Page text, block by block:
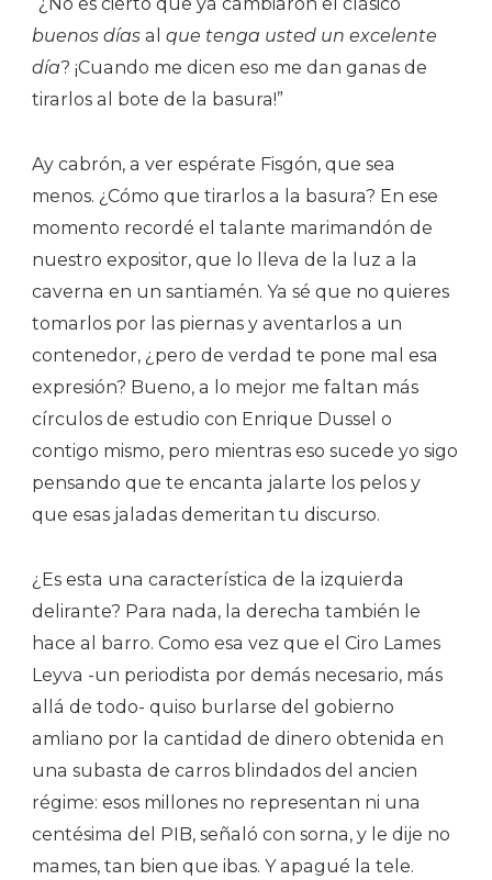
buenos días al que tenga usted un excelente
día? ¡Cuando me dicen eso me dan ganas de
tirarlos al bote de la basura!”
Ay cabrón, a ver espérate Fisgón, que sea
menos. ¿Cómo que tirarlos a la basura? En ese
momento recordé el talante marimandón de
nuestro expositor, que lo lleva de la luz a la
caverna en un santiamén. Ya sé que no quieres
tomarlos por las piernas y aventarlos a un
contenedor, ¿pero de verdad te pone mal esa
expresión? Bueno, a lo mejor me faltan más
círculos de estudio con Enrique Dussel o
contigo mismo, pero mientras eso sucede yo sigo
pensando que te encanta jalarte los pelos y
que esas jaladas demeritan tu discurso.
¿Es esta una característica de la izquierda
delirante? Para nada, la derecha también le
hace al barro. Como esa vez que el Ciro Lames
Leyva -un periodista por demás necesario, más
allá de todo- quiso burlarse del gobierno
amliano por la cantidad de dinero obtenida en
una subasta de carros blindados del ancien
régime: esos millones no representan ni una
centésima del PIB, señaló con sorna, y le dije no
mames, tan bien que ibas. Y apagué la tele.